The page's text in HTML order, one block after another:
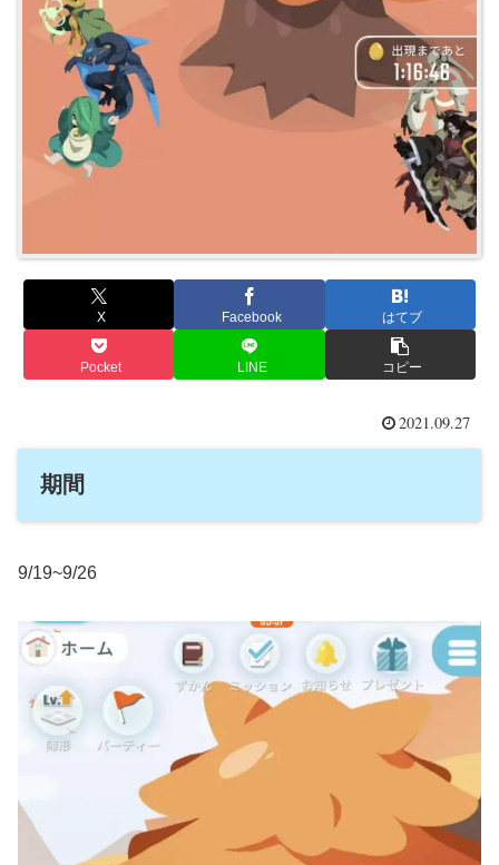
X Facebook はてブ
Pocket LINE コピー
2021.09.27
期間
9/19~9/26